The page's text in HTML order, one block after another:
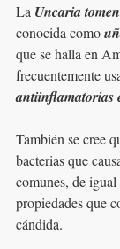
La Uncaria
conocida como
que se halla en
frecuentemente
antiinflamatorias
También se cree
bacterias que
comunes, de
propiedades que
cándida.